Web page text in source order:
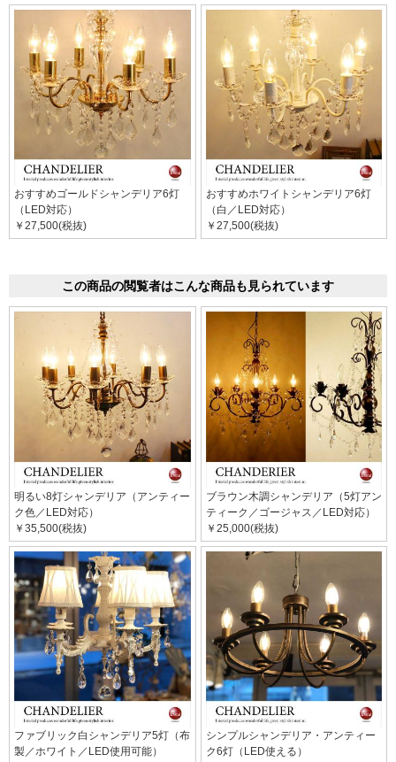
おすすめゴールドシャンデリア6灯
（LED対応）
￥27,500(税抜)
おすすめホワイトシャンデリア6灯
（白／LED対応）
￥27,500(税抜)
この商品の閲覧者はこんな商品も見られています
明るい8灯シャンデリア（アンティー
ク色／LED対応）
￥35,500(税抜)
ブラウン木調シャンデリア（5灯アン
ティーク／ゴージャス／LED対応）
￥25,000(税抜)
ファブリック白シャンデリア5灯（布
製／ホワイト／LED使用可能）
シンプルシャンデリア・アンティー
ク6灯（LED使える）